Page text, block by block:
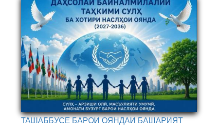
ТАШАББУСЕ БАРОИ ОЯНДАИ БАШАРИЯТ